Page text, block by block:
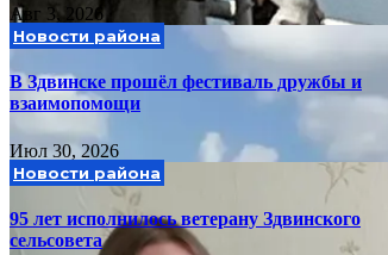
Авг 3, 2026
Новости района
В Здвинске прошёл фестиваль дружбы и
взаимопомощи
Июл 30, 2026
Новости района
95 лет исполнилось ветерану Здвинского
сельсовета